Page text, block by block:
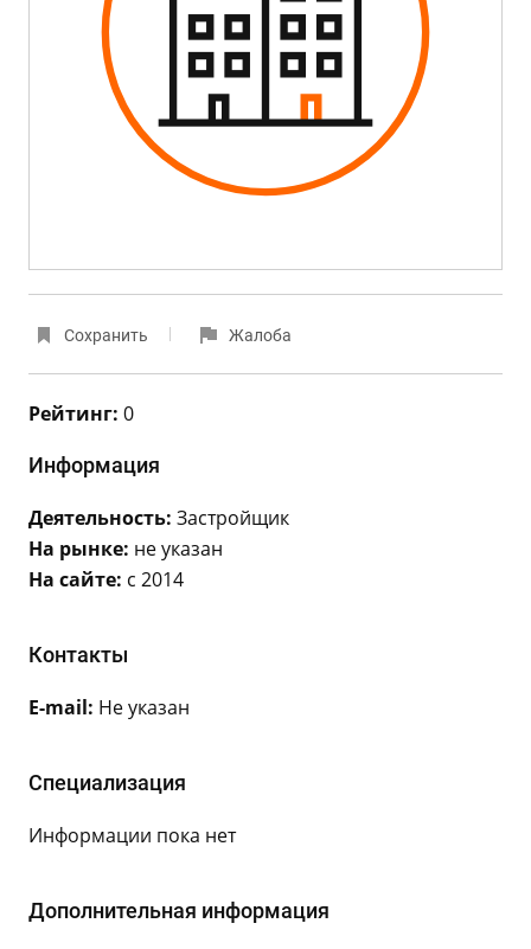
Сохранить Жалоба
Рейтинг: 0
Информация
Деятельность: Застройщик
На рынке: не указан
На сайте: с 2014
Контакты
E-mail: Не указан
Специализация
Информации пока нет
Дополнительная информация